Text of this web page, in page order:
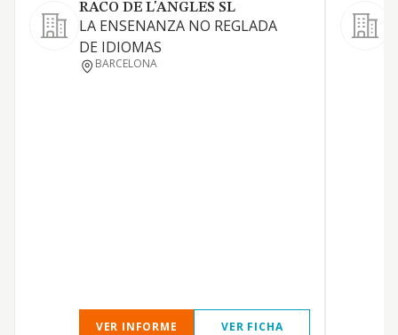
RACO DE L'ANGLES SL
LA ENSENANZA NO REGLADA
DE IDIOMAS
BARCELONA
VER INFORME VER FICHA